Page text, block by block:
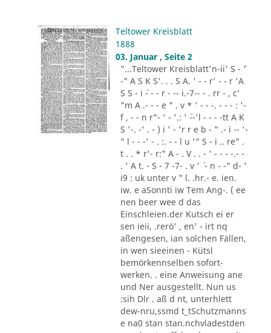
Teltower Kreisblatt
1888
03. Januar , Seite 2
"...Teltower Kreisblatt'n-ii' S - ´'
-" A S K S'. . . S A. ' - - r' - - r 'A
S S - i ´- - - r - -- i.-7-- - . rr - , c'
"m A .- - - e " . v * ' - - -. - - - : '-
f , - - n r"- ' - '.: ' ´--'l - - - -tt A K
S '-. -' . - ) i ' - 'r r e b - " .- i -- '-
" l - - -' - . :. - - l u '" S - i .. re" .
t . . * r'- r:" A - . V . . - ' - - - -.- -
. ' A t. - S - 7 -7- . v ' ´ - n - -" d- '
i9 : uk unter v " l. .hr.- e. ien.
iw. e aSonnti iw Tem Ang-. ( ee
nen beer wee d das
Einschleien.der Kutsch ei er
sen ieii, .rerö' , en' - irt nq
aßengesen, ian solchen Fällen,
in wen sieeinen - Kütsl
bemörkennselben sofort-
werken. . eine Anweisung ane
und Ner ausgestellt. Nun us
:sih Dlr . aß d nt, unterhlett
dew-nru,ssmd t_tSchutzmanns
e na0 stan stan.nchvladestden